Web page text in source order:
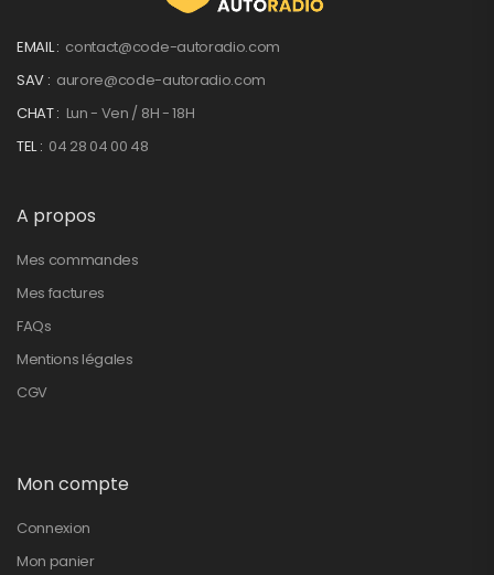
EMAIL : contact@code-autoradio.com
SAV : aurore@code-autoradio.com
CHAT : Lun - Ven / 8H - 18H
TEL : 04 28 04 00 48
A propos
Mes commandes
Mes factures
FAQs
Mentions légales
CGV
Mon compte
Connexion
Mon panier